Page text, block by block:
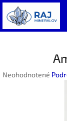
Prejsť
na
obsah
Priemerné
Neohodnotené